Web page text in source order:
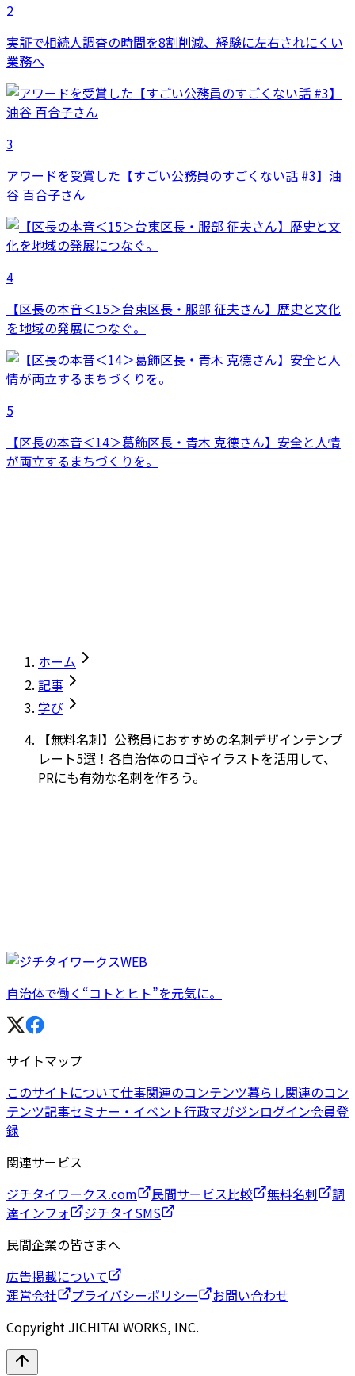
2
実証で相続人調査の時間を8割削減、経験に左右されにくい
業務へ
3
アワードを受賞した【すごい公務員のすごくない話 #3】油
谷 百合子さん
4
【区長の本音＜15＞台東区長・服部 征夫さん】歴史と文化
を地域の発展につなぐ。
5
【区長の本音＜14＞葛飾区長・青木 克德さん】安全と人情
が両立するまちづくりを。
ホーム
記事
学び
【無料名刺】公務員におすすめの名刺デザインテンプ
レート5選！各自治体のロゴやイラストを活用して、
PRにも有効な名刺を作ろう。
自治体で働く“コトとヒト”を元気に。
サイトマップ
このサイトについて仕事関連のコンテンツ暮らし関連のコン
テンツ記事セミナー・イベント行政マガジンログイン会員登
録
関連サービス
ジチタイワークス.com
民間サービス比較 無料名刺
調
達インフォ
ジチタイSMS
民間企業の皆さまへ
広告掲載について
運営会社
プライバシーポリシー
お問い合わせ
Copyright JICHITAI WORKS, INC.